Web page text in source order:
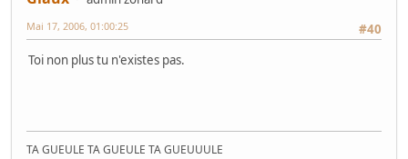
#40
Mai 17, 2006, 01:00:25
Toi non plus tu n'existes pas.
TA GUEULE TA GUEULE TA GUEUUULE